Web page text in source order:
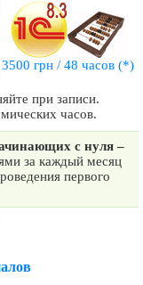
3500 грн / 48 часов (*)
при записи.
часов.
с нуля –
за каждый месяц
первого